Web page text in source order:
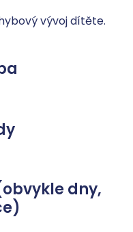
vývoj dítěte.
dny,